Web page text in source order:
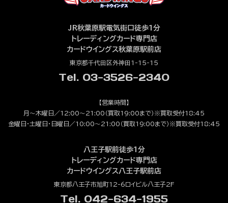
JR秋葉原駅電気街口徒歩1分
トレーディングカード専門店
カードウイングス秋葉原駅前店
東京都千代田区外神田1-15-15
Tel. 03-3526-2340
【営業時間】
月～木曜日／12:00～21:00（買取19:00まで）※買取受付18:45
金曜日・土曜日・日曜日／10:00～21:00（買取19:00まで）※買取受付18:45
八王子駅前徒歩1分
トレーディングカード専門店
カードウイングス八王子駅前店
東京都八王子市旭町12-6ロイビル八王子2F
Tel. 042-634-1955